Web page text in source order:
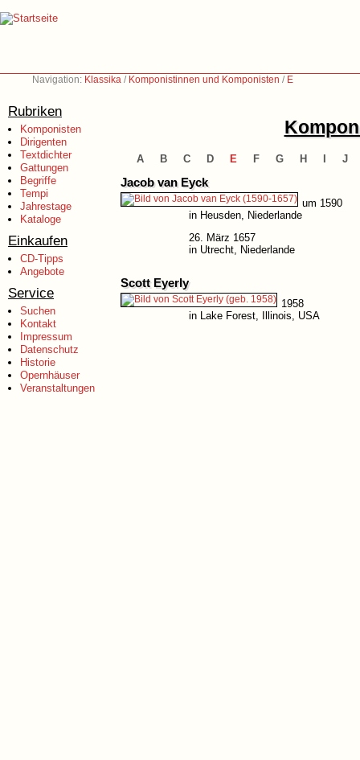
Navigation: Klassika / Komponistinnen und Komponisten / E
Rubriken
Komponisten
Dirigenten
Textdichter
Gattungen
Begriffe
Tempi
Jahrestage
Kataloge
Einkaufen
CD-Tipps
Angebote
Service
Suchen
Kontakt
Impressum
Datenschutz
Historie
Opernhäuser
Veranstaltungen
A B C D E F G H J
Jacob van Eyck
um 1590
in Heusden, Niederlande
26. März 1657
in Utrecht, Niederlande
Scott Eyerly
1958
in Lake Forest, Illinois, USA